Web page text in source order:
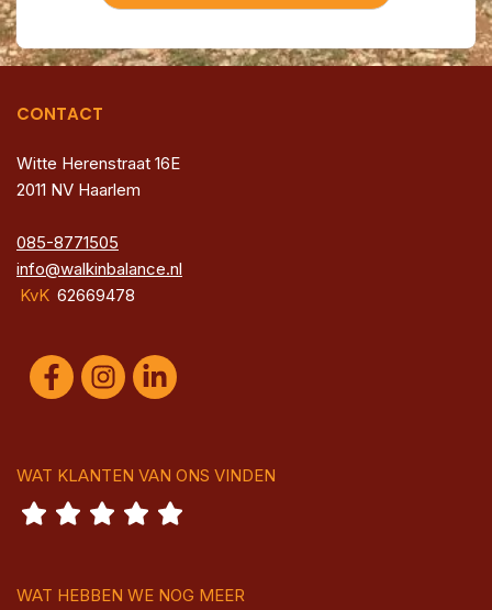
CONTACT
Witte Herenstraat 16E
2011 NV Haarlem
085-8771505
info@walkinbalance.nl
KvK 62669478
WAT KLANTEN VAN ONS VINDEN
WAT HEBBEN WE NOG MEER